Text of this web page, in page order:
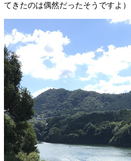
てきたのは偶然だったそうですよ）